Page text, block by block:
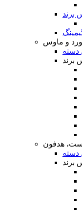
برند
و ماوس
دسته
برند
هدفون
دسته
برند